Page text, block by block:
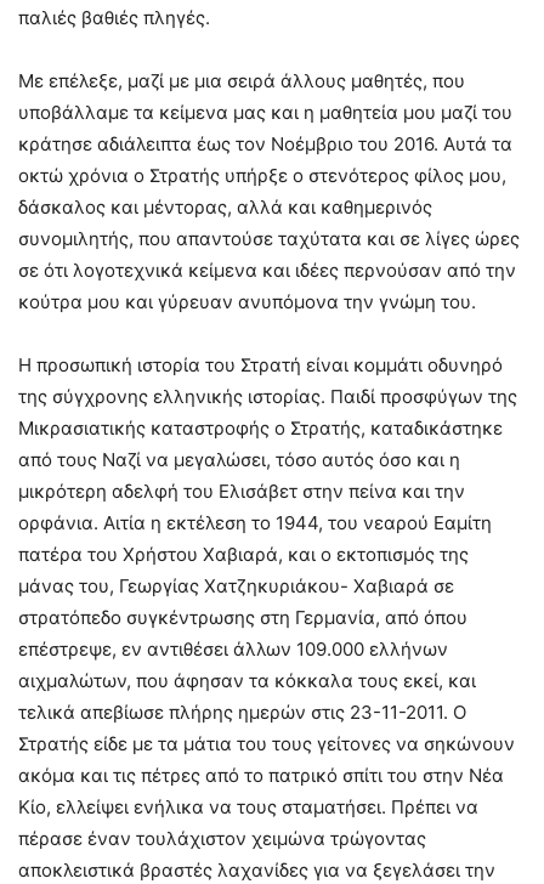
παλιές βαθιές πληγές.
Με επέλεξε, μαζί με μια σειρά άλλους μαθητές, που
υποβάλλαμε τα κείμενα μας και η μαθητεία μου μαζί του
κράτησε αδιάλειπτα έως τον Νοέμβριο του 2016. Αυτά τα
οκτώ χρόνια ο Στρατής υπήρξε ο στενότερος φίλος μου,
δάσκαλος και μέντορας, αλλά και καθημερινός
συνομιλητής, που απαντούσε ταχύτατα και σε λίγες ώρες
σε ότι λογοτεχνικά κείμενα και ιδέες περνούσαν από την
κούτρα μου και γύρευαν ανυπόμονα την γνώμη του.
Η προσωπική ιστορία του Στρατή είναι κομμάτι οδυνηρό
της σύγχρονης ελληνικής ιστορίας. Παιδί προσφύγων της
Μικρασιατικής καταστροφής ο Στρατής, καταδικάστηκε
από τους Ναζί να μεγαλώσει, τόσο αυτός όσο και η
μικρότερη αδελφή του Ελισάβετ στην πείνα και την
ορφάνια. Αιτία η εκτέλεση το 1944, του νεαρού Εαμίτη
πατέρα του Χρήστου Χαβιαρά, και ο εκτοπισμός της
μάνας του, Γεωργίας Χατζηκυριάκου- Χαβιαρά σε
στρατόπεδο συγκέντρωσης στη Γερμανία, από όπου
επέστρεψε, εν αντιθέσει άλλων 109.000 ελλήνων
αιχμαλώτων, που άφησαν τα κόκκαλα τους εκεί, και
τελικά απεβίωσε πλήρης ημερών στις 23-11-2011. Ο
Στρατής είδε με τα μάτια του τους γείτονες να σηκώνουν
ακόμα και τις πέτρες από το πατρικό σπίτι του στην Νέα
Κίο, ελλείψει ενήλικα να τους σταματήσει. Πρέπει να
πέρασε έναν τουλάχιστον χειμώνα τρώγοντας
αποκλειστικά βραστές λαχανίδες για να ξεγελάσει την